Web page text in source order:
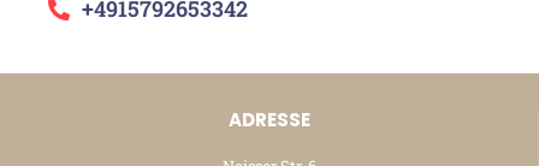
+4915792653342
ADRESSE